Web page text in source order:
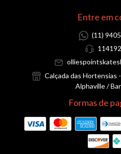
Entre em
(11)
Calçada das Hortensias
Alphaville /
Formas de